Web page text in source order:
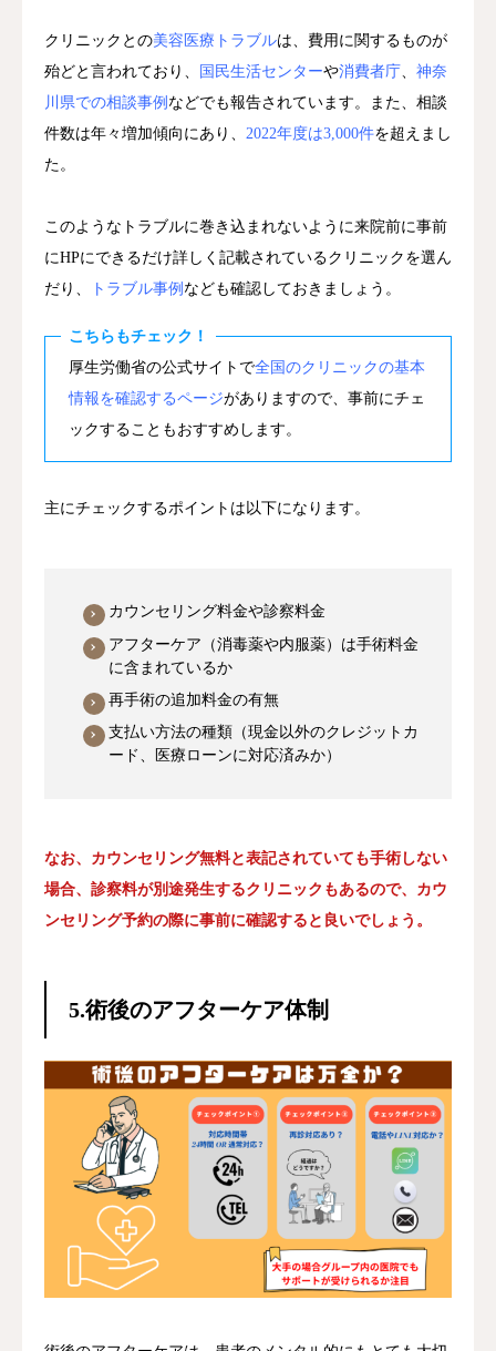
クリニックとの美容医療トラブルは、費用に関するものが
殆どと言われており、
国民生活センターや消費者庁
神奈
川県での相談事例 などでも報告されています。また、相談
件数は年々増加傾向にあり、 2022年度は3,000件を超えまし
た。
このようなトラブルに巻き込まれないように来院前に事前
にHPにできるだけ詳しく記載されているクリニックを選ん
だり、
トラブル事例 なども確認しておきましょう。
こちらもチェック！
厚生労働省の公式サイトで全国のクリニックの基本
情報を確認するページがありますので、事前にチェ
ックすることもおすすめします。
主にチェックするポイントは以下になります。
カウンセリング料金や診察料金
アフターケア（消毒薬や内服薬）は手術料金
に含まれているか
再手術の追加料金の有無
支払い方法の種類（現金以外のクレジットカ
ード、医療ローンに対応済みか）
なお、カウンセリング無料と表記されていても手術しない
場合、診察料が別途発生するクリニックもあるので、カウ
ンセリング予約の際に事前に確認すると良いでしょう。
5.術後のアフターケア体制